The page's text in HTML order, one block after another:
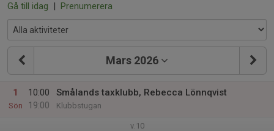
Gå till idag | Prenumerera
Mars 2026
1
Sön
10:00
19:00
Smålands taxklubb, Rebecca Lönnqvist
Klubbstugan
v.10